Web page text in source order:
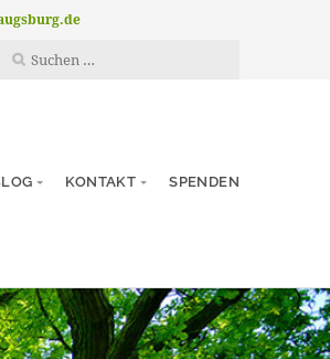
KONTAKT SPENDEN